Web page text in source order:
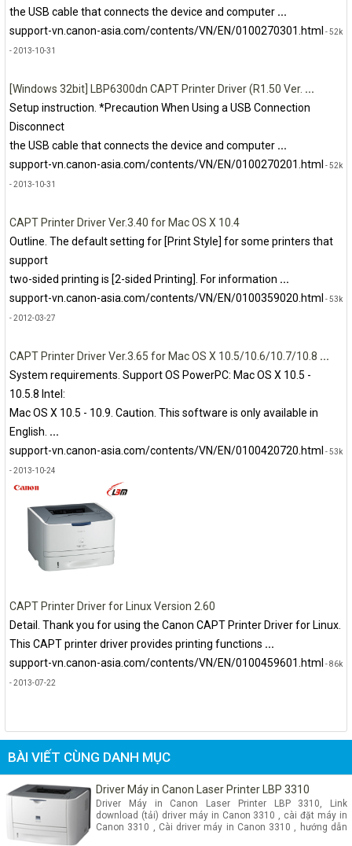
the USB cable that connects the device and computer ...
support-vn.canon-asia.com/contents/VN/EN/0100270301.html - 52k
- 2013-10-31
[Windows 32bit] LBP6300dn CAPT Printer Driver (R1.50 Ver. ...
Setup instruction. *Precaution When Using a USB Connection
Disconnect
the USB cable that connects the device and computer ...
support-vn.canon-asia.com/contents/VN/EN/0100270201.html - 52k
- 2013-10-31
CAPT Printer Driver Ver.3.40 for Mac OS X 10.4
Outline. The default setting for [Print Style] for some printers that
support
two-sided printing is [2-sided Printing]. For information ...
support-vn.canon-asia.com/contents/VN/EN/0100359020.html - 53k
- 2012-03-27
CAPT Printer Driver Ver.3.65 for Mac OS X 10.5/10.6/10.7/10.8 ...
System requirements. Support OS PowerPC: Mac OS X 10.5 -
10.5.8 Intel:
Mac OS X 10.5 - 10.9. Caution. This software is only available in
English. ...
support-vn.canon-asia.com/contents/VN/EN/0100420720.html - 53k
- 2013-10-24
CAPT Printer Driver for Linux Version 2.60
Detail. Thank you for using the Canon CAPT Printer Driver for Linux.
This CAPT printer driver provides printing functions ...
support-vn.canon-asia.com/contents/VN/EN/0100459601.html - 86k
- 2013-07-22
BÀI VIẾT CÙNG DANH MỤC
Driver Máy in Canon Laser Printer LBP 3310
Driver Máy in Canon Laser Printer LBP 3310, Link
download (tải) driver máy in Canon 3310 , cài đặt máy in
Canon 3310 , Cài driver máy in Canon 3310 , hướng dẫn